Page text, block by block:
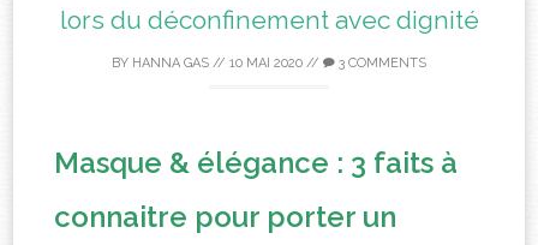
lors du déconfinement avec dignité
BY HANNA GAS // 10 MAI 2020 // 3 COMMENTS
Masque & élégance : 3 faits à
connaitre pour porter un